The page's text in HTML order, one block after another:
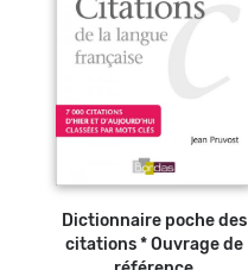
Ajouter au
Dictionnaire poche des
citations * Ouvrage de